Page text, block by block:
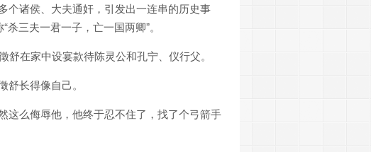
个诸侯、大夫通奸，引发出一连串的历史事
三夫一君一子，亡一国两卿”。
在家中设宴款待陈灵公和孔宁、仪行父。
长得像自己。
这么侮辱他，他终于忍不住了，找了个弓箭手